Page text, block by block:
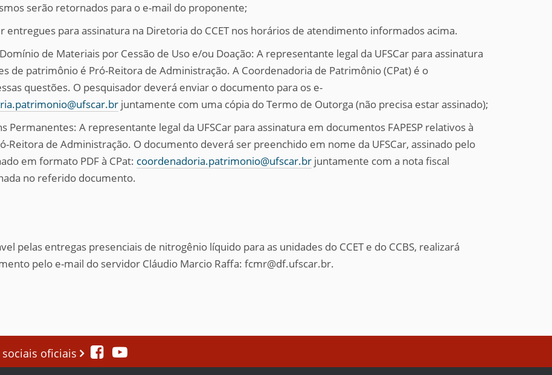
serão retornados para o e-mail do proponente;
para assinatura na Diretoria do CCET nos horários de atendimento informados acima.
de Materiais por Cessão de Uso e/ou Doação: A representante legal da UFSCar para assinatura
de patrimônio é Pró-Reitora de Administração. A Coordenadoria de Patrimônio (CPat) é o
questões. O pesquisador deverá enviar o documento para os e-
juntamente com uma cópia do Termo de Outorga (não precisa estar assinado);
Permanentes: A representante legal da UFSCar para assinatura em documentos FAPESP relativos à
Reitora de Administração. O documento deverá ser preenchido em nome da UFSCar, assinado pelo
em formato PDF à CPat: coordenadoria.patrimonio@ufscar.br juntamente com a nota fiscal
no referido documento.
pelas entregas presenciais de nitrogênio líquido para as unidades do CCET e do CCBS, realizará
pelo e-mail do servidor Cláudio Marcio Raffa: fcmr@df.ufscar.br.
sociais oficiais